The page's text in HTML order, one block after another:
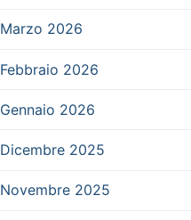
Marzo 2026
Febbraio 2026
Gennaio 2026
Dicembre 2025
Novembre 2025